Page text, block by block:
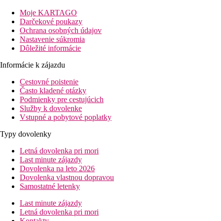
Vzdialenosť
pláže: 0 m
letisko: 50 km Maurícius
centrá: 10 km
nákupných možností: 10 km v okolí hotela
Popis izby
Dvojposteľová izba, Comfort
klimatizácia
TV/sat.
telefón
Wi-Fi (zdarma)
minibar
trezor (zadarmo)
set na prípravu čaju a kávy
balkón alebo terasa
Ostatné typy izieb(pokiaľ nie je uvedené inak, majú izby
Dvojposteľová izba, Comfort, Výhľad mora:
na more
Moje KARTAGO
Darčekové poukazy
Ochrana osobných údajov
Nastavenie súkromia
Dôležité informácie
Informácie k zájazdu
Cestovné poistenie
Často kladené otázky
Podmienky pre cestujúcich
Služby k dovolenke
Vstupné a pobytové poplatky
Typy dovolenky
Letná dovolenka pri mori
Last minute zájazdy
Dovolenka na leto 2026
Dovolenka vlastnou dopravou
Samostatné letenky
Last minute zájazdy
Letná dovolenka pri mori